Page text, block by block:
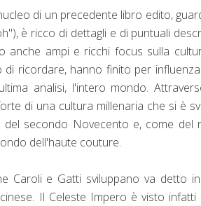
di un precedente libro edito,
è ricco di dettagli e di puntuali
anche ampi e ricchi focus sulla
di ricordare, hanno finito per
analisi, l'intero mondo.
di una cultura millenaria che si è
del secondo Novecento e, come
dell'haute couture.
Caroli e Gatti sviluppano va detto
Il Celeste Impero è visto